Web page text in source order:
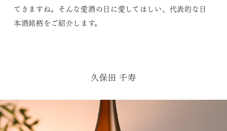
てきますね。そんな愛酒の日に愛してほしい、代表的な日
本酒銘柄をご紹介します。
久保田 千寿